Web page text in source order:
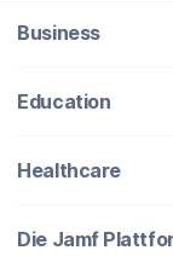
Business
Education
Healthcare
Die Jamf